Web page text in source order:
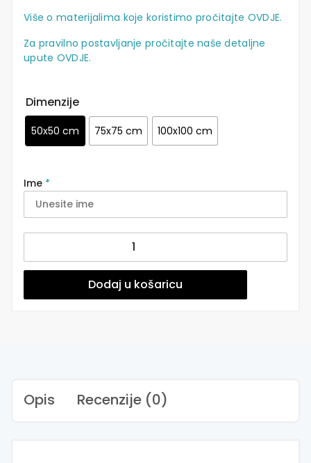
Više o materijalima koje koristimo pročitajte OVDJE.
Za pravilno postavljanje pročitajte naše detaljne
upute OVDJE.
Dimenzije
50x50 cm 75x75 cm 100x100 cm
Ime *
imenom
zid
Pink
Dodaj u košaricu
Opis Recenzije (0)